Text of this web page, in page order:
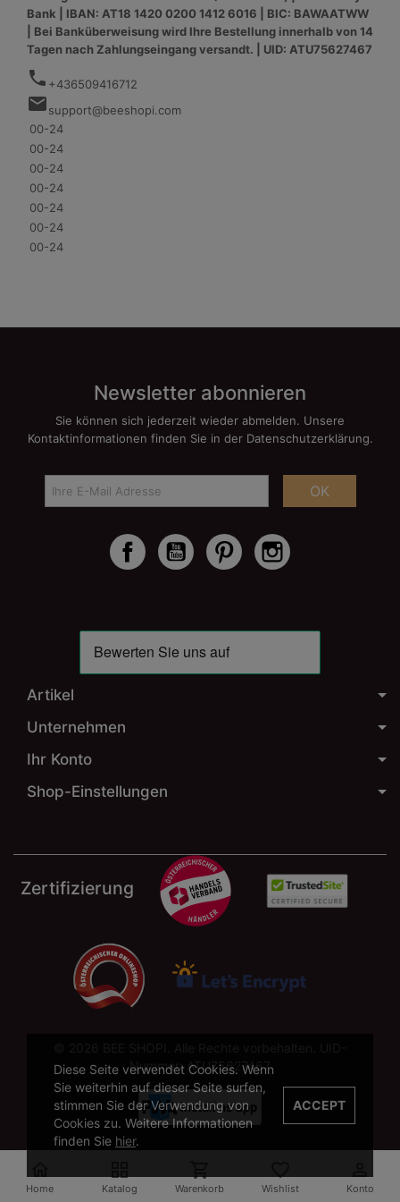
Bank | IBAN: AT18 1420 0200 1412 6016 | BIC: BAWAATWW
| Bei Banküberweisung wird Ihre Bestellung innerhalb von 14
Tagen nach Zahlungseingang versandt. | UID: ATU75627467
phone +436509416712
mailsupport@beeshopi.com
00-24
00-24
00-24
00-24
00-24
00-24
00-24
Newsletter abonnieren
Sie können sich jederzeit wieder abmelden. Unsere
Kontaktinformationen finden Sie in der Datenschutzerklärung.
OK
Facebook YouTube Pinterest
Artikel
Unternehmen
Ihr Konto
Shop-Einstellungen
Zertifizierung
Nummer: ATU75627467
Home Katalog Warenkorb Wishlist Konto
Diese Seite verwendet Cookies. Wenn
Sie weiterhin auf dieser Seite surfen,
stimmen Sie der Verwendung von
Cookies zu. Weitere Informationen
finden Sie hier.
ACCEPT